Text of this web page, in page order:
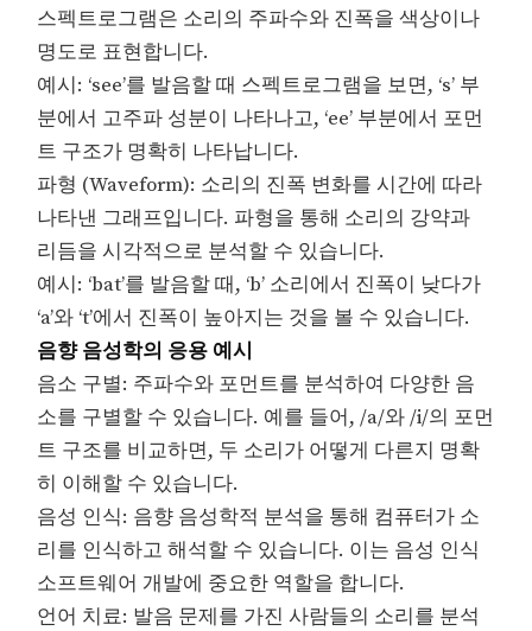
스펙트로그램은 소리의 주파수와 진폭을 색상이나
명도로 표현합니다.
예시: ‘see’를 발음할 때 스펙트로그램을 보면, ‘s’ 부
분에서 고주파 성분이 나타나고, ‘ee’ 부분에서 포먼
트 구조가 명확히 나타납니다.
파형 (Waveform): 소리의 진폭 변화를 시간에 따라
나타낸 그래프입니다. 파형을 통해 소리의 강약과
리듬을 시각적으로 분석할 수 있습니다.
예시: ‘bat’를 발음할 때, ‘b’ 소리에서 진폭이 낮다가
‘a’와 ‘t’에서 진폭이 높아지는 것을 볼 수 있습니다.
음향 음성학의 응용 예시
음소 구별: 주파수와 포먼트를 분석하여 다양한 음
소를 구별할 수 있습니다. 예를 들어, /a/와 /i/의 포먼
트 구조를 비교하면, 두 소리가 어떻게 다른지 명확
히 이해할 수 있습니다.
음성 인식: 음향 음성학적 분석을 통해 컴퓨터가 소
리를 인식하고 해석할 수 있습니다. 이는 음성 인식
소프트웨어 개발에 중요한 역할을 합니다.
언어 치료: 발음 문제를 가진 사람들의 소리를 분석